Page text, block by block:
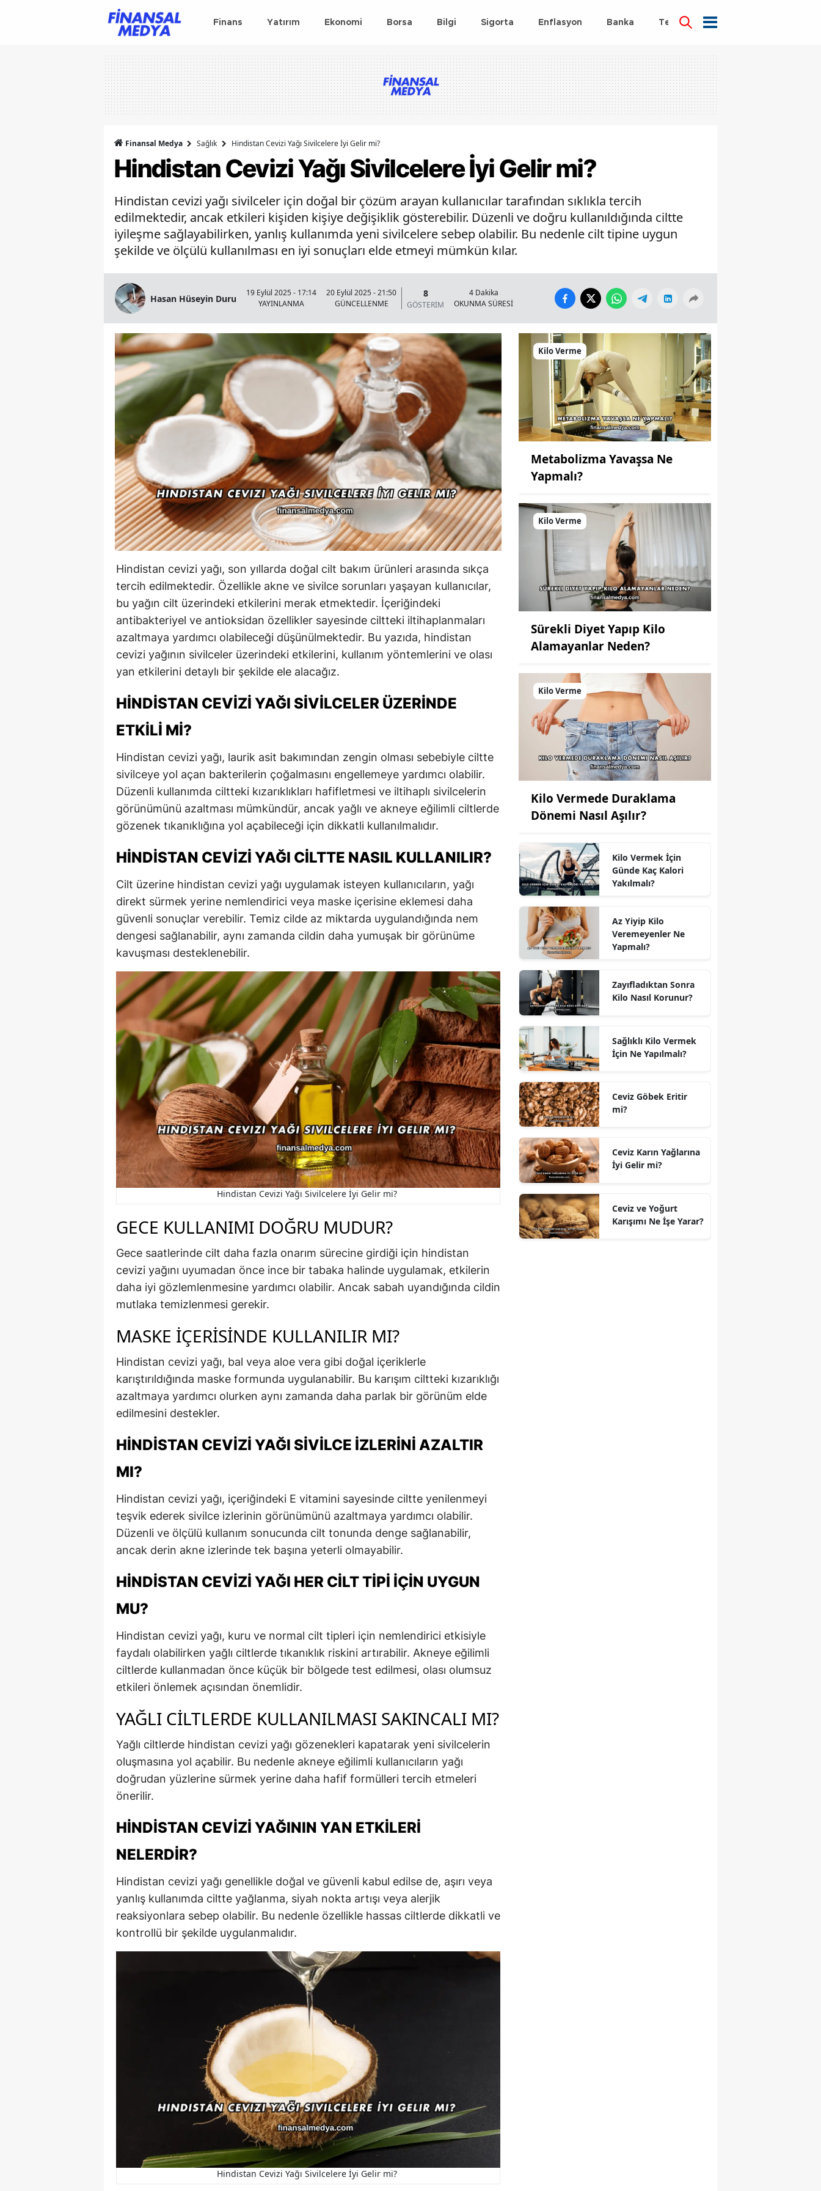
Finans Yatırım Ekonomi Borsa Bilgi Sigorta Enflasyon Banka Teknoloji
Finansal Medya Sağlık Hindistan Cevizi Yağı Sivilcelere İyi Gelir mi?
Hindistan Cevizi Yağı Sivilcelere İyi Gelir mi?
Hindistan cevizi yağı sivilceler için doğal bir çözüm arayan kullanıcılar tarafından sıklıkla tercih
edilmektedir, ancak etkileri kişiden kişiye değişiklik gösterebilir. Düzenli ve doğru kullanıldığında ciltte
iyileşme sağlayabilirken, yanlış kullanımda yeni sivilcelere sebep olabilir. Bu nedenle cilt tipine uygun
şekilde ve ölçülü kullanılması en iyi sonuçları elde etmeyi mümkün kılar.
Hasan Hüseyin Duru
19 Eylül 2025 - 17:14
YAYINLANMA
20 Eylül 2025 - 21:50
GÜNCELLENME
8
GÖSTERİM
4 Dakika
OKUNMA SÜRESİ
Hindistan cevizi yağı, son yıllarda doğal cilt bakım ürünleri arasında sıkça
tercih edilmektedir. Özellikle akne ve sivilce sorunları yaşayan kullanıcılar,
bu yağın cilt üzerindeki etkilerini merak etmektedir. İçeriğindeki
antibakteriyel ve antioksidan özellikler sayesinde ciltteki iltihaplanmaları
azaltmaya yardımcı olabileceği düşünülmektedir. Bu yazıda, hindistan
cevizi yağının sivilceler üzerindeki etkilerini, kullanım yöntemlerini ve olası
yan etkilerini detaylı bir şekilde ele alacağız.
HINDISTAN CEVIZI YAĞI SIVILCELER ÜZERINDE
ETKILI MI?
Hindistan cevizi yağı, laurik asit bakımından zengin olması sebebiyle ciltte
sivilceye yol açan bakterilerin çoğalmasını engellemeye yardımcı olabilir.
Düzenli kullanımda ciltteki kızarıklıkları hafifletmesi ve iltihaplı sivilcelerin
görünümünü azaltması mümkündür, ancak yağlı ve akneye eğilimli ciltlerde
gözenek tıkanıklığına yol açabileceği için dikkatli kullanılmalıdır.
HINDISTAN CEVIZI YAĞI CILTTE NASIL KULLANILIR?
Cilt üzerine hindistan cevizi yağı uygulamak isteyen kullanıcıların, yağı
direkt sürmek yerine nemlendirici veya maske içerisine eklemesi daha
güvenli sonuçlar verebilir. Temiz cilde az miktarda uygulandığında nem
dengesi sağlanabilir, aynı zamanda cildin daha yumuşak bir görünüme
kavuşması desteklenebilir.
Hindistan Cevizi Yağı Sivilcelere İyi Gelir mi?
GECE KULLANIMI DOĞRU MUDUR?
Gece saatlerinde cilt daha fazla onarım sürecine girdiği için hindistan
cevizi yağını uyumadan önce ince bir tabaka halinde uygulamak, etkilerin
daha iyi gözlemlenmesine yardımcı olabilir. Ancak sabah uyandığında cildin
mutlaka temizlenmesi gerekir.
MASKE İÇERISINDE KULLANILIR MI?
Hindistan cevizi yağı, bal veya aloe vera gibi doğal içeriklerle
karıştırıldığında maske formunda uygulanabilir. Bu karışım ciltteki kızarıklığı
azaltmaya yardımcı olurken aynı zamanda daha parlak bir görünüm elde
edilmesini destekler.
HINDISTAN CEVIZI YAĞI SIVILCE İZLERINI AZALTIR
MI?
Hindistan cevizi yağı, içeriğindeki E vitamini sayesinde ciltte yenilenmeyi
teşvik ederek sivilce izlerinin görünümünü azaltmaya yardımcı olabilir.
Düzenli ve ölçülü kullanım sonucunda cilt tonunda denge sağlanabilir,
ancak derin akne izlerinde tek başına yeterli olmayabilir.
HINDISTAN CEVIZI YAĞI HER CILT TIPI İÇIN UYGUN
MU?
Hindistan cevizi yağı, kuru ve normal cilt tipleri için nemlendirici etkisiyle
faydalı olabilirken yağlı ciltlerde tıkanıklık riskini artırabilir. Akneye eğilimli
ciltlerde kullanmadan önce küçük bir bölgede test edilmesi, olası olumsuz
etkileri önlemek açısından önemlidir.
YAĞLI CILTLERDE KULLANILMASI SAKINCALI MI?
Yağlı ciltlerde hindistan cevizi yağı gözenekleri kapatarak yeni sivilcelerin
oluşmasına yol açabilir. Bu nedenle akneye eğilimli kullanıcıların yağı
doğrudan yüzlerine sürmek yerine daha hafif formülleri tercih etmeleri
önerilir.
HINDISTAN CEVIZI YAĞININ YAN ETKILERI
NELERDIR?
Hindistan cevizi yağı genellikle doğal ve güvenli kabul edilse de, aşırı veya
yanlış kullanımda ciltte yağlanma, siyah nokta artışı veya alerjik
reaksiyonlara sebep olabilir. Bu nedenle özellikle hassas ciltlerde dikkatli ve
kontrollü bir şekilde uygulanmalıdır.
Hindistan Cevizi Yağı Sivilcelere İyi Gelir mi?
Kilo Verme
Metabolizma Yavaşsa Ne
Yapmalı?
Kilo Verme
Sürekli Diyet Yapıp Kilo
Alamayanlar Neden?
Kilo Verme
Kilo Vermede Duraklama
Dönemi Nasıl Aşılır?
Kilo Vermek İçin
Günde Kaç Kalori
Yakılmalı?
Az Yiyip Kilo
Veremeyenler Ne
Yapmalı?
Zayıfladıktan Sonra
Kilo Nasıl Korunur?
Sağlıklı Kilo Vermek
İçin Ne Yapılmalı?
Ceviz Göbek Eritir
mi?
Ceviz Karın Yağlarına
İyi Gelir mi?
Ceviz ve Yoğurt
Karışımı Ne İşe Yarar?